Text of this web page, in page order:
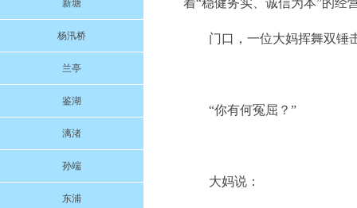
新塘
杨汛桥
兰亭
鉴湖
漓渚
孙端
东浦
着“稳健务实、诚信为本”的经
门口，一位大妈挥舞双锤
“你有何冤屈？”
大妈说：